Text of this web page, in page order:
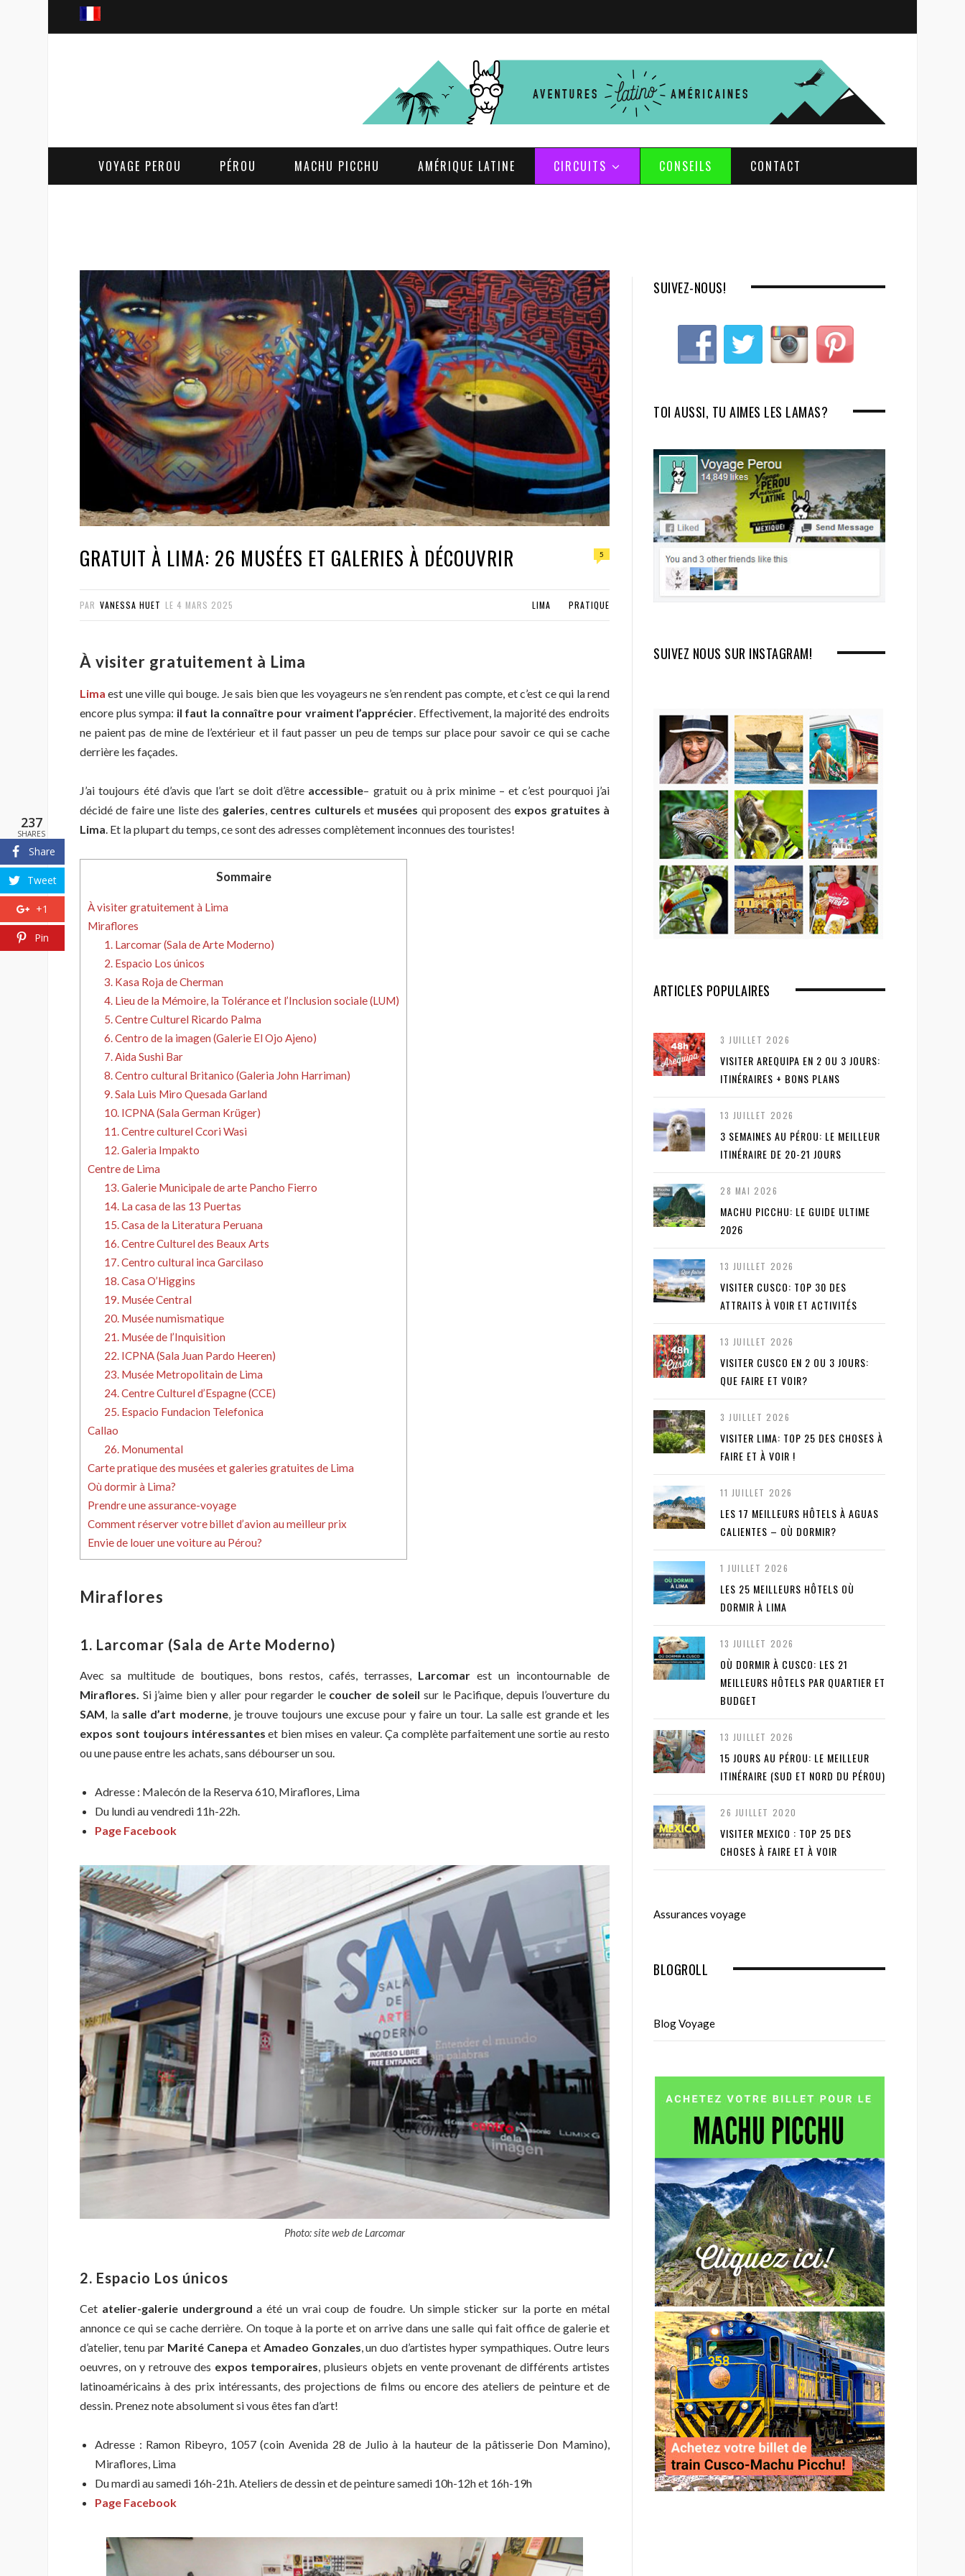
c
VOYAGE PEROU PÉROU MACHU PICCHU AMÉRIQUE LATINE CIRCUITS CONSEILS CONTACT
GRATUIT À LIMA: 26 MUSÉES ET GALERIES À DÉCOUVRIR 5
PAR VANESSA HUET LE 4 MARS 2025 LIMA PRATIQUE
À visiter gratuitement à Lima
Lima est une ville qui bouge. Je sais bien que les voyageurs ne s’en rendent pas compte, et c’est ce qui la rend
encore plus sympa: il faut la connaître pour vraiment l’apprécier. Effectivement, la majorité des endroits
ne paient pas de mine de l’extérieur et il faut passer un peu de temps sur place pour savoir ce qui se cache
derrière les façades.
J’ai toujours été d’avis que l’art se doit d’être accessible– gratuit ou à prix minime – et c’est pourquoi j’ai
décidé de faire une liste des galeries, centres culturels et musées qui proposent des expos gratuites à
Lima. Et la plupart du temps, ce sont des adresses complètement inconnues des touristes!
Sommaire
À visiter gratuitement à Lima
Miraflores
1. Larcomar (Sala de Arte Moderno)
2. Espacio Los únicos
3. Kasa Roja de Cherman
4. Lieu de la Mémoire, la Tolérance et l’Inclusion sociale (LUM)
5. Centre Culturel Ricardo Palma
6. Centro de la imagen (Galerie El Ojo Ajeno)
7. Aida Sushi Bar
8. Centro cultural Britanico (Galeria John Harriman)
9. Sala Luis Miro Quesada Garland
10. ICPNA (Sala German Krüger)
11. Centre culturel Ccori Wasi
12. Galeria Impakto
Centre de Lima
13. Galerie Municipale de arte Pancho Fierro
14. La casa de las 13 Puertas
15. Casa de la Literatura Peruana
16. Centre Culturel des Beaux Arts
17. Centro cultural inca Garcilaso
18. Casa O’Higgins
19. Musée Central
20. Musée numismatique
21. Musée de l’Inquisition
22. ICPNA (Sala Juan Pardo Heeren)
23. Musée Metropolitain de Lima
24. Centre Culturel d’Espagne (CCE)
25. Espacio Fundacion Telefonica
Callao
26. Monumental
Carte pratique des musées et galeries gratuites de Lima
Où dormir à Lima?
Prendre une assurance-voyage
Comment réserver votre billet d’avion au meilleur prix
Envie de louer une voiture au Pérou?
Miraflores
1. Larcomar (Sala de Arte Moderno)
Avec sa multitude de boutiques, bons restos, cafés, terrasses, Larcomar est un incontournable de
Miraflores. Si j’aime bien y aller pour regarder le coucher de soleil sur le Pacifique, depuis l’ouverture du
SAM, la salle d’art moderne, je trouve toujours une excuse pour y faire un tour. La salle est grande et les
expos sont toujours intéressantes et bien mises en valeur. Ça complète parfaitement une sortie au resto
ou une pause entre les achats, sans débourser un sou.
Adresse : Malecón de la Reserva 610, Miraflores, Lima
Du lundi au vendredi 11h-22h.
Page Facebook
Photo: site web de Larcomar
2. Espacio Los únicos
Cet atelier-galerie underground a été un vrai coup de foudre. Un simple sticker sur la porte en métal
annonce ce qui se cache derrière. On toque à la porte et on arrive dans une salle qui fait office de galerie et
d’atelier, tenu par Marité Canepa et Amadeo Gonzales, un duo d’artistes hyper sympathiques. Outre leurs
oeuvres, on y retrouve des expos temporaires, plusieurs objets en vente provenant de différents artistes
latinoaméricains à des prix intéressants, des projections de films ou encore des ateliers de peinture et de
dessin. Prenez note absolument si vous êtes fan d’art!
Adresse : Ramon Ribeyro, 1057 (coin Avenida 28 de Julio à la hauteur de la pâtisserie Don Mamino),
Miraflores, Lima
Du mardi au samedi 16h-21h. Ateliers de dessin et de peinture samedi 10h-12h et 16h-19h
Page Facebook
SUIVEZ-NOUS!
TOI AUSSI, TU AIMES LES LAMAS?
SUIVEZ NOUS SUR INSTAGRAM!
ARTICLES POPULAIRES
3 JUILLET 2026
VISITER AREQUIPA EN 2 OU 3 JOURS:
ITINÉRAIRES + BONS PLANS
13 JUILLET 2026
3 SEMAINES AU PÉROU: LE MEILLEUR
ITINÉRAIRE DE 20-21 JOURS
28 MAI 2026
MACHU PICCHU: LE GUIDE ULTIME
2026
13 JUILLET 2026
VISITER CUSCO: TOP 30 DES
ATTRAITS À VOIR ET ACTIVITÉS
13 JUILLET 2026
VISITER CUSCO EN 2 OU 3 JOURS:
QUE FAIRE ET VOIR?
3 JUILLET 2026
VISITER LIMA: TOP 25 DES CHOSES À
FAIRE ET À VOIR !
11 JUILLET 2026
LES 17 MEILLEURS HÔTELS À AGUAS
CALIENTES – OÙ DORMIR?
1 JUILLET 2026
LES 25 MEILLEURS HÔTELS OÙ
DORMIR À LIMA
13 JUILLET 2026
OÙ DORMIR À CUSCO: LES 21
MEILLEURS HÔTELS PAR QUARTIER ET
BUDGET
13 JUILLET 2026
15 JOURS AU PÉROU: LE MEILLEUR
ITINÉRAIRE (SUD ET NORD DU PÉROU)
26 JUILLET 2020
VISITER MEXICO : TOP 25 DES
CHOSES À FAIRE ET À VOIR
Assurances voyage
BLOGROLL
Blog Voyage
237
SHARES
Share
Tweet
+1
Pin